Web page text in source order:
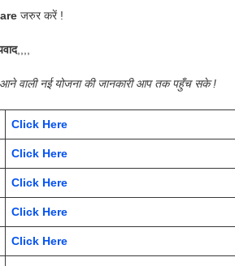
जरुर करें !
,,,,
वाली नई योजना की जानकारी आप तक पहुँच सके !
Click Here
Click Here
Click Here
Click Here
Click Here